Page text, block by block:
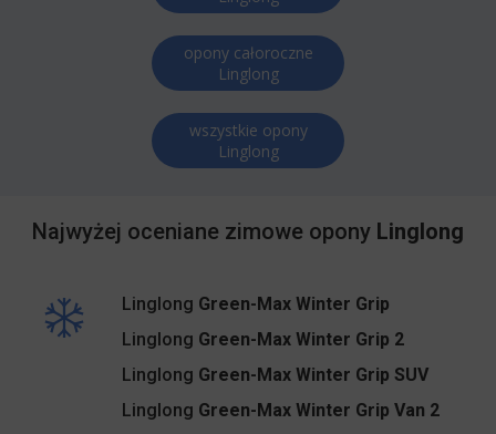
opony całoroczne
Linglong
wszystkie opony
Linglong
Najwyżej oceniane zimowe opony Linglong
Linglong Green-Max Winter Grip
Linglong Green-Max Winter Grip 2
Linglong Green-Max Winter Grip SUV
Linglong Green-Max Winter Grip Van 2